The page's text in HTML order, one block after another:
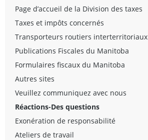
Page d’accueil de la Division des taxes
Taxes et impôts concernés
Transporteurs routiers interterritoriaux
Publications Fiscales du Manitoba
Formulaires fiscaux du Manitoba
Autres sites
Veuillez communiquez avec nous
Réactions-Des questions
Exonération de responsabilité
Ateliers de travail